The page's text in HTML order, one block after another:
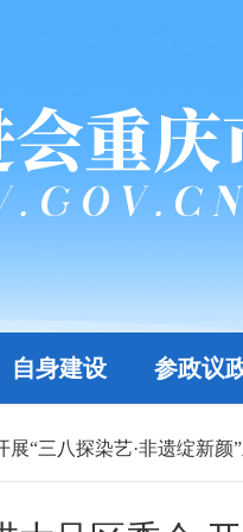
自身建设 参政议
展“三八探染艺·非遗绽新颜